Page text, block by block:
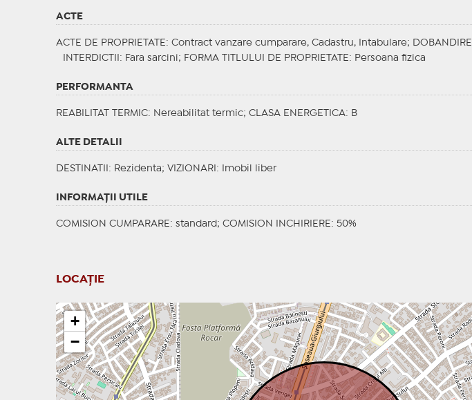
ACTE
ACTE DE PROPRIETATE : Contract vanzare cumparare, Cadastru, Intabulare; DOBANDIRE
INTERDICTII
: Fara sarcini; FORMA TITLULUI DE PROPRIETATE : Persoana fizica
PERFORMANTA
REABILITAT TERMIC: Nereabilitat termic; CLASA ENERGETICA: B
ALTE DETALII
DESTINATII : Rezidenta; VIZIONARI : Imobil liber
INFORMAŢII UTILE
COMISION CUMPARARE: standard; COMISION INCHIRIERE: 50%
LOCAȚIE
+
−